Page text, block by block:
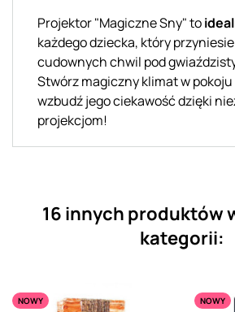
Projektor "Magiczne Sny" to
każdego dziecka, który
cudownych chwil pod
Stwórz magiczny klimat w pokoju
wzbudź jego ciekawość dzięki
projekcjom!
16 innych produktów
kategorii:
NOWY
NOWY